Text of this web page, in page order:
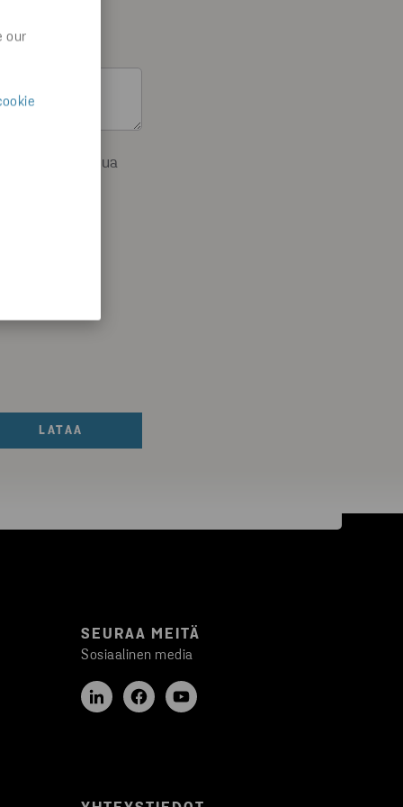
our
LATAA
perua
SEURAA MEITÄ
Sosiaalinen media